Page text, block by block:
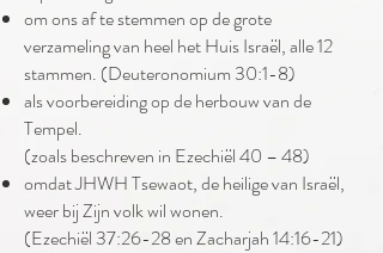
om ons af te stemmen op de grote
verzameling van heel het Huis Israël, alle 12
stammen. (Deuteronomium 30:1-8)
als voorbereiding op de herbouw van de
Tempel.
(zoals beschreven in Ezechiël 40 – 48)
omdat JHWH Tsewaot, de heilige van Israël,
weer bij Zijn volk wil wonen.
(Ezechiël 37:26-28 en Zacharjah 14:16-21)